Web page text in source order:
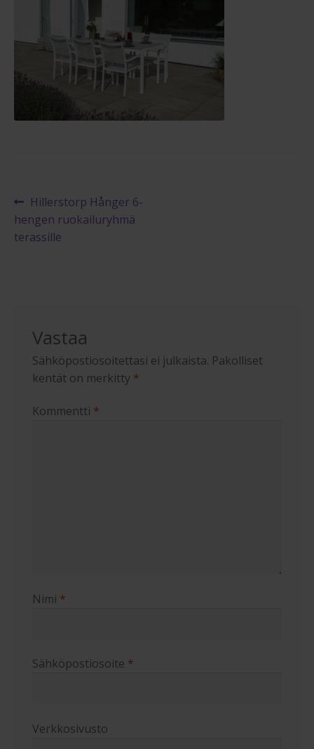
Palautuslomake
Blogi
Artikkelien
selaus
Edellinen
artikkeli
Hillerstorp Hånger 6-
hengen ruokailuryhmä
terassille
Vastaa
Sähköpostiosoitettasi ei julkaista. Pakolliset
kentät on merkitty *
Kommentti *
Nimi *
Sähköpostiosoite *
Verkkosivusto